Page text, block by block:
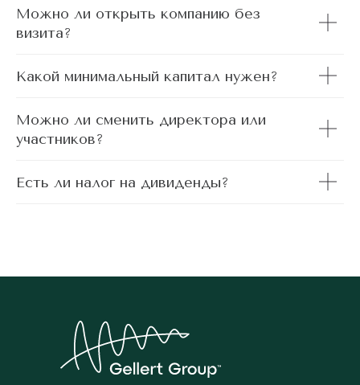
Можно ли открыть компанию без
визита?
Какой минимальный капитал нужен?
Можно ли сменить директора или
участников?
Есть ли налог на дивиденды?